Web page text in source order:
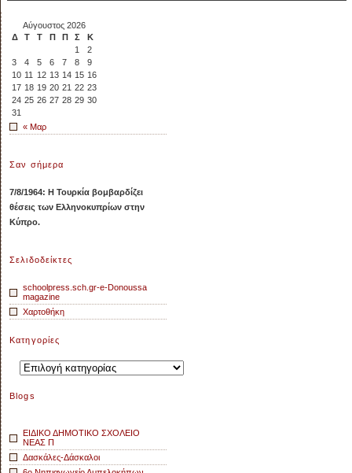
Αύγουστος 2026
Δ
Τ Τ Π Π Σ
Κ
1
2
3
4 5 6 7 8
9
10 11 12 13 14 15 16
17 18 19 20 21 22 23
24 25 26 27 28 29 30
31
« Μαρ
Σαν σήμερα
7/8/1964: Η Τουρκία βομβαρδίζει
θέσεις των Ελληνοκυπρίων στην
Κύπρο.
Σελιδοδείκτες
schoolpress.sch.gr-e-Donoussa
magazine
Χαρτοθήκη
Kατηγορίες
Kατηγορίες
Blogs
ΕΙΔΙΚΟ ΔΗΜΟΤΙΚΟ ΣΧΟΛΕΙΟ
ΝΕΑΣ Π
Δασκάλες-Δάσκαλοι